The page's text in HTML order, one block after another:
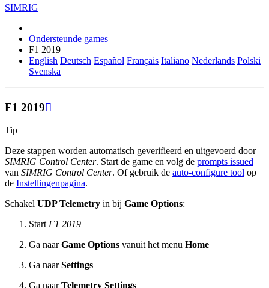
SIMRIG
Ondersteunde games
F1 2019
English Deutsch Español Français Italiano Nederlands Polski
Svenska
F1 2019
Tip
Deze stappen worden automatisch geverifieerd en uitgevoerd door
SIMRIG Control Center. Start de game en volg de prompts issued
van SIMRIG Control Center. Of gebruik de auto-configure tool op
de Instellingenpagina.
Schakel UDP Telemetry in bij Game Options:
StartF1 2019
Ga naarGame Options vanuit het menu Home
Ga naarSettings
Ga naarTelemetry Settings